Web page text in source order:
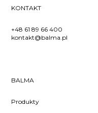
KONTAKT
+48 61 89 66 400
kontakt@balma.pl
BALMA
Produkty